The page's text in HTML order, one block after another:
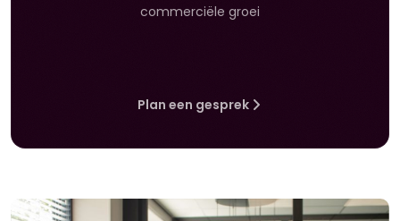
commerciële groei
Plan een gesprek